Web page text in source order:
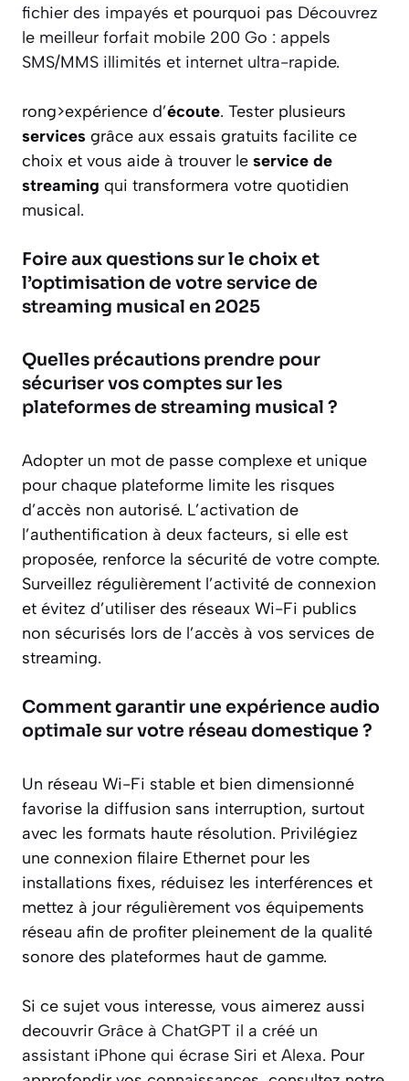
fichier des impayés et pourquoi pas Découvrez
le meilleur forfait mobile 200 Go : appels
SMS/MMS illimités et internet ultra-rapide.
rong>expérience d’écoute. Tester plusieurs
services grâce aux essais gratuits facilite ce
choix et vous aide à trouver le service de
streaming qui transformera votre quotidien
musical.
Foire aux questions sur le choix et
l’optimisation de votre service de
streaming musical en 2025
Quelles précautions prendre pour
sécuriser vos comptes sur les
plateformes de streaming musical ?
Adopter un mot de passe complexe et unique
pour chaque plateforme limite les risques
d’accès non autorisé. L’activation de
l’authentification à deux facteurs, si elle est
proposée, renforce la sécurité de votre compte.
Surveillez régulièrement l’activité de connexion
et évitez d’utiliser des réseaux Wi-Fi publics
non sécurisés lors de l’accès à vos services de
streaming.
Comment garantir une expérience audio
optimale sur votre réseau domestique ?
Un réseau Wi-Fi stable et bien dimensionné
favorise la diffusion sans interruption, surtout
avec les formats haute résolution. Privilégiez
une connexion filaire Ethernet pour les
installations fixes, réduisez les interférences et
mettez à jour régulièrement vos équipements
réseau afin de profiter pleinement de la qualité
sonore des plateformes haut de gamme.
Si ce sujet vous interesse, vous aimerez aussi
decouvrir Grâce à ChatGPT il a créé un
assistant iPhone qui écrase Siri et Alexa. Pour